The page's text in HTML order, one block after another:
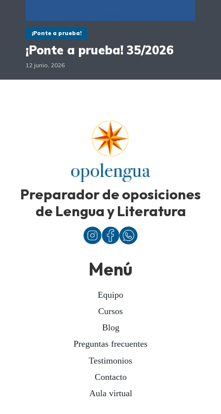
¡Ponte a prueba!
¡Ponte a prueba! 35/2026
12 junio, 2026
Preparador de oposiciones
de Lengua y Literatura
Menú
Equipo
Cursos
Blog
Preguntas frecuentes
Testimonios
Contacto
Aula virtual